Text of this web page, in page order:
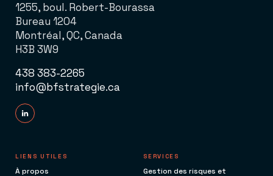
1255, boul. Robert-Bourassa
Bureau 1204
Montréal, QC, Canada
H3B 3W9
438 383-2265
info@bfstrategie.ca
LIENS UTILES
À propos
SERVICES
Gestion des risques et